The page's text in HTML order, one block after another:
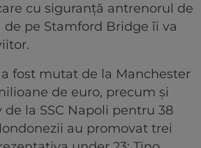
cu siguranță antrenorul de
pe Stamford Bridge îi va
fost mutat de la Manchester
de euro, precum și
la SSC Napoli pentru 38
au promovat trei